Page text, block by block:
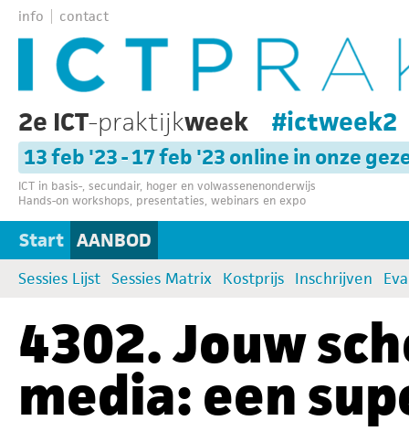
info contact
2e ICT-praktijkweek #ictweek2
13 feb '23 - 17 feb '23 online in onze
ICT in basis-, secundair, hoger en volwassenenonderwijs
Hands-on workshops, presentaties, webinars en expo
Start AANBOD
Sessies Lijst Sessies Matrix Kostprijs Inschrijven
4302. Jouw
media: een